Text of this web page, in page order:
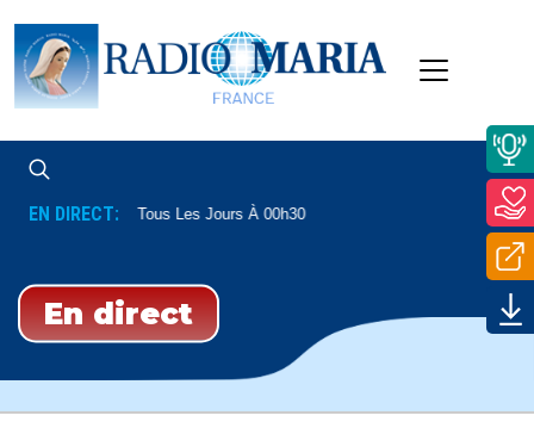
EN DIRECT:
Psaumes Tous Les Jours À 00h30
En direct